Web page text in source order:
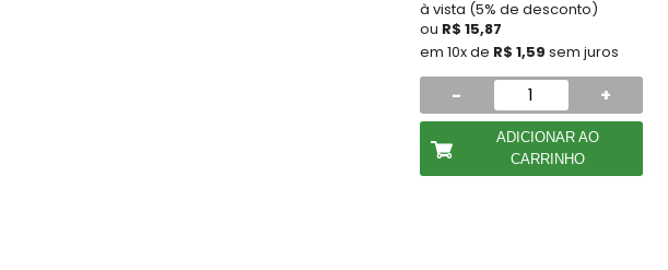
à vista (5% de desconto)
ou R$ 15,87
em 10x de R$ 1,59 sem juros
- +
ADICIONAR AO
CARRINHO